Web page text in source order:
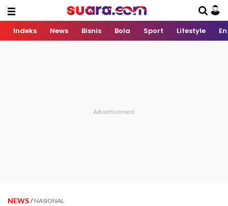
Indeks News Bisnis Bola Sport Lifestyle
NEWS / NASIONAL